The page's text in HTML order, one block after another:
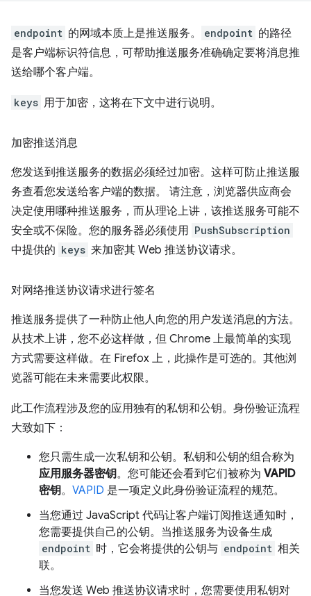
endpoint 的网域本质上是推送服务。 endpoint 的路径
是客户端标识符信息，可帮助推送服务准确确定要将消息推
送给哪个客户端。
keys 用于加密，这将在下文中进行说明。
加密推送消息
您发送到推送服务的数据必须经过加密。这样可防止推送服
务查看您发送给客户端的数据。 请注意，浏览器供应商会
决定使用哪种推送服务，而从理论上讲，该推送服务可能不
安全或不保险。您的服务器必须使用 PushSubscription
中提供的 keys 来加密其 Web 推送协议请求。
对网络推送协议请求进行签名
推送服务提供了一种防止他人向您的用户发送消息的方法。
从技术上讲，您不必这样做，但 Chrome 上最简单的实现
方式需要这样做。在 Firefox 上，此操作是可选的。其他浏
览器可能在未来需要此权限。
此工作流程涉及您的应用独有的私钥和公钥。身份验证流程
大致如下：
您只需生成一次私钥和公钥。私钥和公钥的组合称为
应用服务器密钥。您可能还会看到它们被称为 VAPID
密钥。 VAPID 是一项定义此身份验证流程的规范。
当您通过 JavaScript 代码让客户端订阅推送通知时，
您需要提供自己的公钥。当推送服务为设备生成
endpoint 时，它会将提供的公钥与 endpoint 相关
联。
当您发送 Web 推送协议请求时，您需要使用私钥对